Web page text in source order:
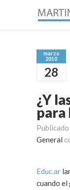
marzo
2010
28
¿Y
para
General
Educ.ar
cuando el